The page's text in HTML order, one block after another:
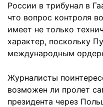
России в трибунал в
что вопрос контроля
имеет не только
характер, поскольку
международным
Журналисты
возможен ли пролет
президента через